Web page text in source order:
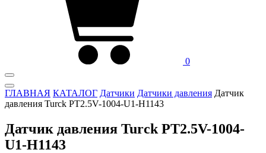
0
ГЛАВНАЯ КАТАЛОГ Датчики Датчики давления Датчик
давления Turck PT2.5V-1004-U1-H1143
Датчик давления Turck PT2.5V-1004-
U1-H1143